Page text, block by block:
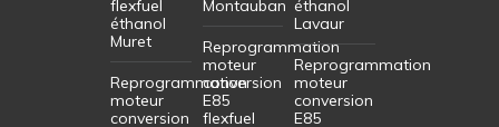
flexfuel
éthanol
Muret
Reprogrammation
moteur
conversion
Montauban
Reprogrammation
moteur
conversion
E85
flexfuel
éthanol
Lavaur
Reprogrammation
moteur
conversion
E85